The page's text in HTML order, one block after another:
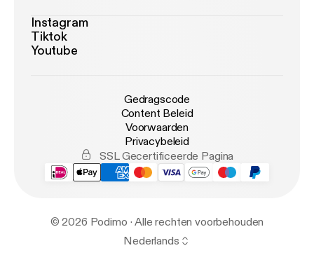
Instagram
Tiktok
Youtube
Gedragscode
Content Beleid
Voorwaarden
Privacybeleid
SSL Gecertificeerde Pagina
© 2026 Podimo · Alle rechten voorbehouden
Nederlands